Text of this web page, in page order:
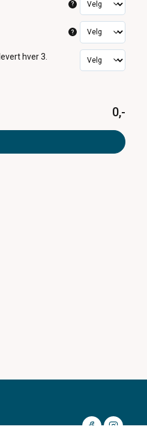
?
?
levert hver 3.
0,-